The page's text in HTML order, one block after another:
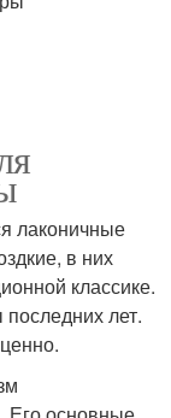
лаконичные
в них
классике.
лет.